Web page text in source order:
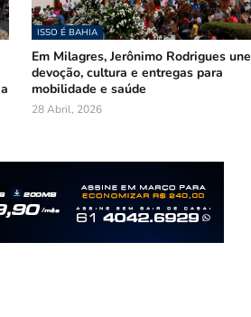
ISSO É BAHIA
Em Milagres, Jerônimo Rodrigues une
devoção, cultura e entregas para
mobilidade e saúde
28 Abril, 2026